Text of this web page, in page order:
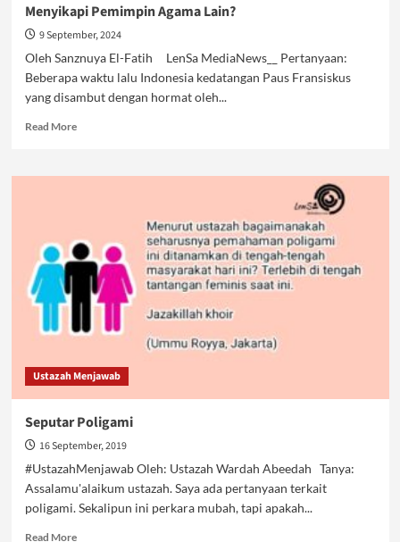
Menyikapi Pemimpin Agama Lain?
9 September, 2024
Oleh Sanznuya El-Fatih LenSa MediaNews__ Pertanyaan:
Beberapa waktu lalu Indonesia kedatangan Paus Fransiskus
yang disambut dengan hormat oleh...
Read MoreRead
Tamu
Bagaimana
Islam
Menyikapi
Pemimpin
Agama
Lain?
Ustazah Menjawab
Seputar Poligami
16 September, 2019
#UstazahMenjawab Oleh: Ustazah Wardah Abeedah Tanya:
Assalamu'alaikum ustazah. Saya ada pertanyaan terkait
poligami. Sekalipun ini perkara mubah, tapi apakah...
Read MoreRead